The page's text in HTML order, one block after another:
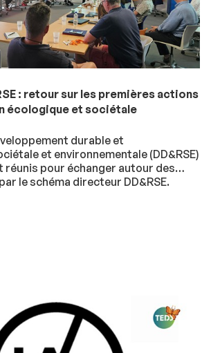
: retour sur les premières actions
écologique et sociétale
durable et
et environnementale (DD&RSE)
réunis pour échanger autour des
le schéma directeur DD&RSE.